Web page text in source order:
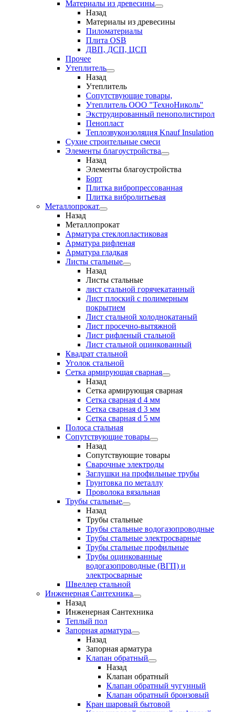
Материалы из древесины
Назад
Материалы из древесины
Пиломатериалы
Плита OSB
ДВП, ДСП, ЦСП
Прочее
Утеплитель
Назад
Утеплитель
Сопутствующие товары,
Утеплитель ООО "ТехноНиколь"
Экструдированный пенополистирол
Пенопласт
Теплозвукоизоляция Knauf Insulation
Сухие строительные смеси
Элементы благоустройства
Назад
Элементы благоустройства
Борт
Плитка вибропрессованная
Плитка вибролитьевая
Металлопрокат
Назад
Металлопрокат
Арматура стеклопластиковая
Арматура рифленая
Арматура гладкая
Листы стальные
Назад
Листы стальные
лист стальной горячекатанный
Лист плоский с полимерным
покрытием
Лист стальной холоднокатаный
Лист просечно-вытяжной
Лист рифленый стальной
Лист стальной оцинкованный
Квадрат стальной
Уголок стальной
Сетка армирующая сварная
Назад
Сетка армирующая сварная
Сетка сварная d 4 мм
Сетка сварная d 3 мм
Сетка сварная d 5 мм
Полоса стальная
Сопутствующие товары
Назад
Сопутствующие товары
Сварочные электроды
Заглушки на профильные трубы
Грунтовка по металлу
Проволока вязальная
Трубы стальные
Назад
Трубы стальные
Трубы стальные водогазопроводные
Трубы стальные электросварные
Трубы стальные профильные
Трубы оцинкованные
водогазопроводные (ВГП) и
электросварные
Швеллер стальной
Инженерная Сантехника
Назад
Инженерная Сантехника
Теплый пол
Запорная арматура
Назад
Запорная арматура
Клапан обратный
Назад
Клапан обратный
Клапан обратный чугунный
Клапан обратный бронзовый
Кран шаровый бытовой